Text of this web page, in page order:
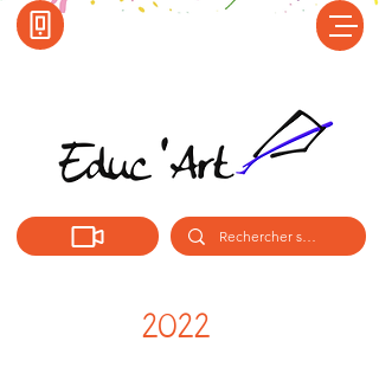
2022